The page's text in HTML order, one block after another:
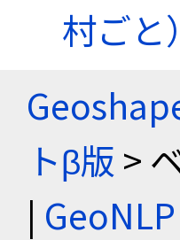
村ごと
トβ版 >
| GeoNLP